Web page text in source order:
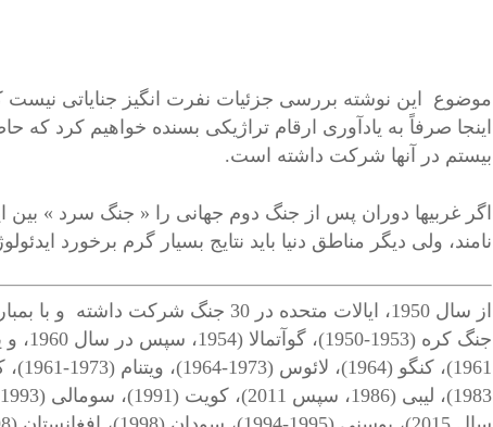
موضوع این نوشته بررسی جزئیات نفرت انگیز جنایاتی نیست
اینجا صرفاً به یادآوری ارقام تراژیکی بسنده خواهیم کرد
بیستم در آنها شرکت داشته است.
اگر غربیها دوران پس از جنگ دوم جهانی را « جنگ سرد »
نامند، ولی دیگر مناطق دنیا باید نتایج بسیار گرم برخورد
از سال 1950، ایالات متحده در 30 جنگ